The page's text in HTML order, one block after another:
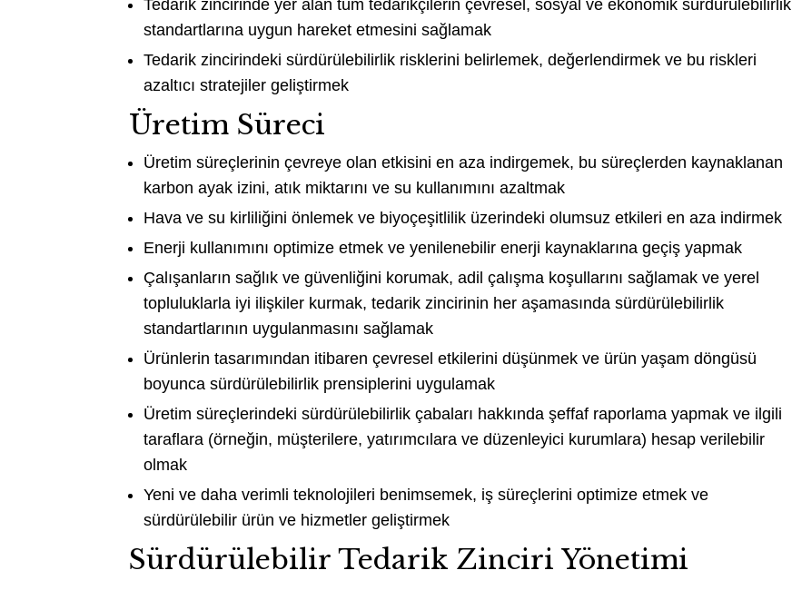
Tedarik zincirinde yer alan tüm tedarikçilerin çevresel, sosyal ve ekonomik sürdürülebilirlik
standartlarına uygun hareket etmesini sağlamak
Tedarik zincirindeki sürdürülebilirlik risklerini belirlemek, değerlendirmek ve bu riskleri
azaltıcı stratejiler geliştirmek
Üretim Süreci
Üretim süreçlerinin çevreye olan etkisini en aza indirgemek, bu süreçlerden kaynaklanan
karbon ayak izini, atık miktarını ve su kullanımını azaltmak
Hava ve su kirliliğini önlemek ve biyoçeşitlilik üzerindeki olumsuz etkileri en aza indirmek
Enerji kullanımını optimize etmek ve yenilenebilir enerji kaynaklarına geçiş yapmak
Çalışanların sağlık ve güvenliğini korumak, adil çalışma koşullarını sağlamak ve yerel
topluluklarla iyi ilişkiler kurmak, tedarik zincirinin her aşamasında sürdürülebilirlik
standartlarının uygulanmasını sağlamak
Ürünlerin tasarımından itibaren çevresel etkilerini düşünmek ve ürün yaşam döngüsü
boyunca sürdürülebilirlik prensiplerini uygulamak
Üretim süreçlerindeki sürdürülebilirlik çabaları hakkında şeffaf raporlama yapmak ve ilgili
taraflara (örneğin, müşterilere, yatırımcılara ve düzenleyici kurumlara) hesap verilebilir
olmak
Yeni ve daha verimli teknolojileri benimsemek, iş süreçlerini optimize etmek ve
sürdürülebilir ürün ve hizmetler geliştirmek
Sürdürülebilir Tedarik Zinciri Yönetimi